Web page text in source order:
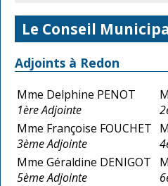
Le Conseil
Adjoints à Redon
Mme Delphine PENOT
1ère Adjointe
Mme Françoise FOUCHET
3ème Adjointe
Mme Géraldine DENIGOT
5ème Adjointe